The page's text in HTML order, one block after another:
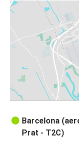
Barcelona
Prat - T2C)